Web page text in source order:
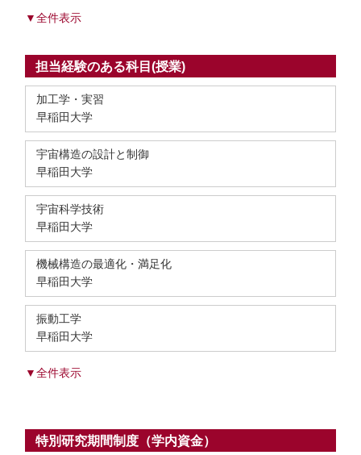
▼全件表示
担当経験のある科目(授業)
加工学・実習
早稲田大学
宇宙構造の設計と制御
早稲田大学
宇宙科学技術
早稲田大学
機械構造の最適化・満足化
早稲田大学
振動工学
早稲田大学
▼全件表示
特別研究期間制度（学内資金）